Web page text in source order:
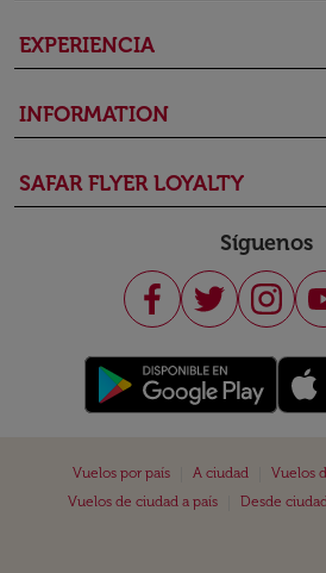
EXPERIENCIA
INFORMATION
SAFAR FLYER LOYALTY
Síguenos
Vuelos por país A ciudad Vuelos
Vuelos de ciudad a país
Desde